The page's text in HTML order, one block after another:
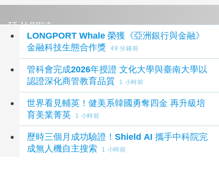
延伸閱讀
LONGPORT Whale 榮獲《亞洲銀行與金融》
金融科技生態合作獎
49 分鐘前
管科會完成2026年授證 文化大學與臺南大學以
認證深化商管教育品質
1 小時前
世界看見輔英！健美系韓國勇奪四金 再升級培
育美業菁英
1 小時前
歷時三個月成功驗證！Shield AI 攜手中科院完
成無人機自主搜索
1 小時前